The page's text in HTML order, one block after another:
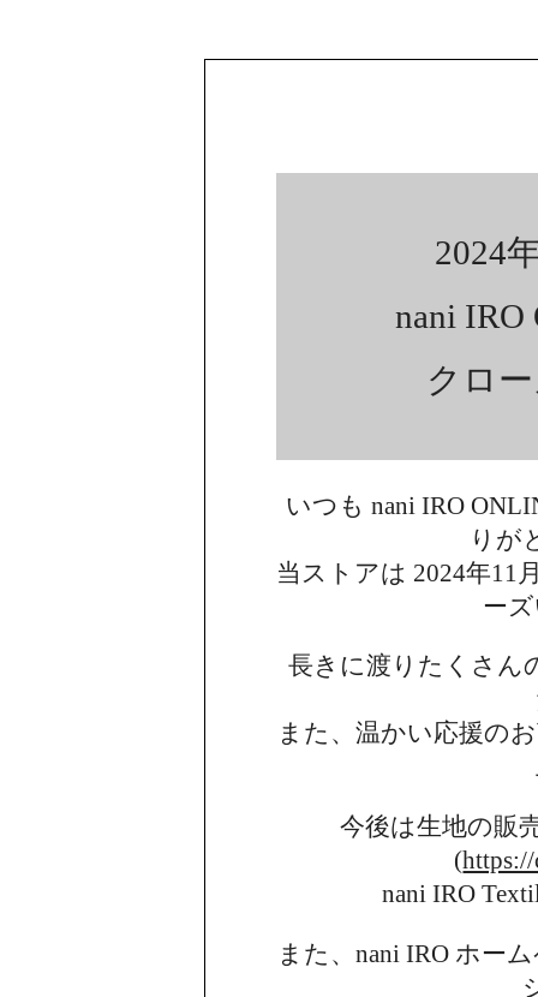
2024
nani IRO
クロ
いつも nani IRO
りが
当ストアは 2024年11
ー
長きに渡りたくさん
また、温かい応援の
今後は生地の販
(https://
nani IRO
また、nani IRO ホー